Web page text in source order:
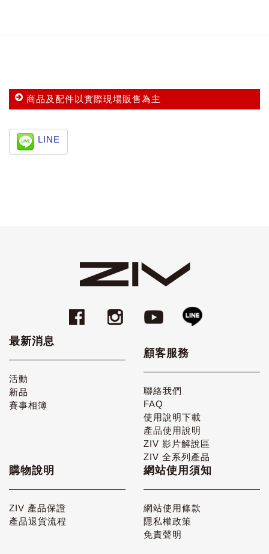
商品及配件以實際現場販售為主
LINE
最新消息
活動
新品
賽事相簿
顧客服務
聯絡我們
FAQ
使用說明下載
產品使用說明
ZIV 影片解說區
ZIV 全系列產品
購物說明
ZIV 產品保證
產品退貨流程
網站使用須知
網站使用條款
隱私權政策
免責聲明